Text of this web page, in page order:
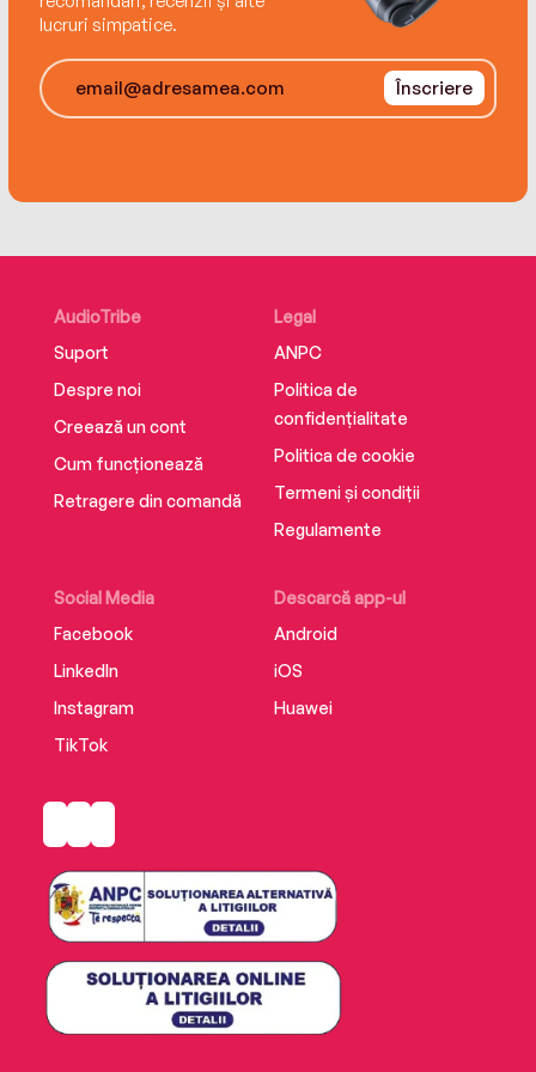
lucruri simpatice.
Înscriere
AudioTribe
Suport
Despre noi
Creează un cont
Cum funcționează
Retragere din comandă
Social Media
Facebook
LinkedIn
Instagram
TikTok
Descarcă app-ul
Android
iOS
Huawei
Legal
ANPC
Politica de
confidențialitate
Politica de cookie
Termeni și condiții
Regulamente